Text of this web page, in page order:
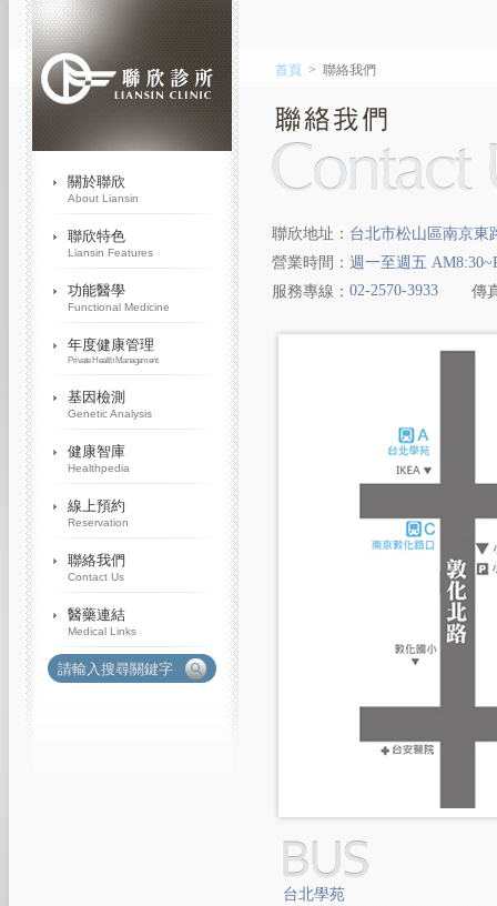
首頁 > 聯絡我們
聯欣地址： 台北市松山區南京東
營業時間： 週一至週五
服務專線： 02-2570-3933 傳
台北學苑